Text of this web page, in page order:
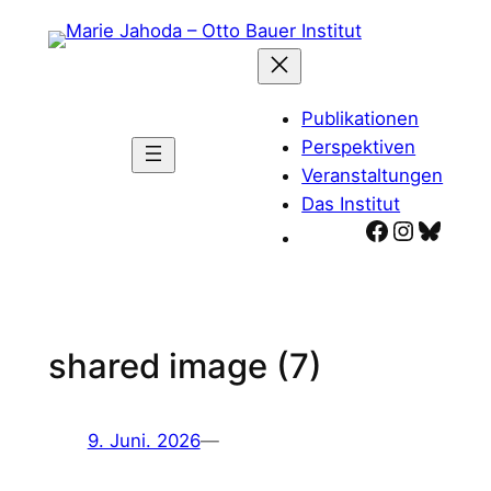
Inhalt
Publikationen
Perspektiven
Veranstaltungen
Das Institut
Facebook
shared image (7)
9. Juni. 2026—